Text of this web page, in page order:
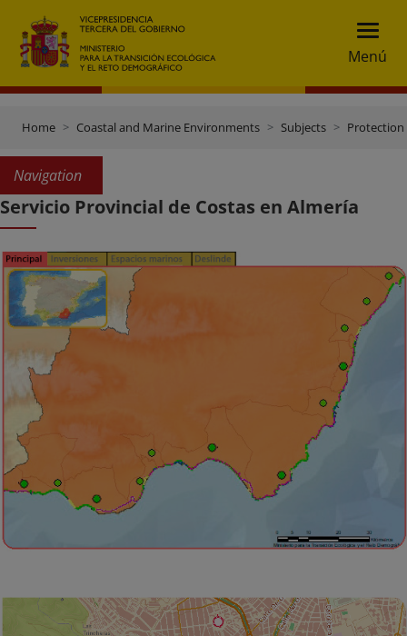
Menú
Home Coastal and Marine Environments Subjects
Navigation
Servicio Provincial de Costas en Almería